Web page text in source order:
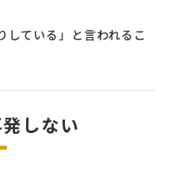
している」と言われるこ
しない